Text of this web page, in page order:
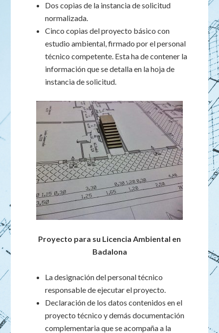
Dos copias de la instancia de solicitud
normalizada.
Cinco copias del proyecto básico con
estudio ambiental, firmado por el personal
técnico competente. Esta ha de contener la
información que se detalla en la hoja de
instancia de solicitud.
Proyecto para su Licencia Ambiental en
Badalona
La designación del personal técnico
responsable de ejecutar el proyecto.
Declaración de los datos contenidos en el
proyecto técnico y demás documentación
complementaria que se acompaña a la